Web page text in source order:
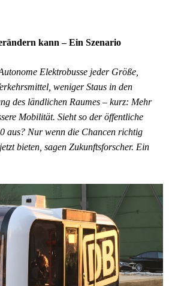
kann – Ein Szenario
Elektrobusse jeder Größe,
weniger Staus in den
des ländlichen Raumes – kurz: Mehr
Mobilität. Sieht so der öffentliche
aus? Nur wenn die Chancen richtig
bieten, sagen Zukunftsforscher. Ein